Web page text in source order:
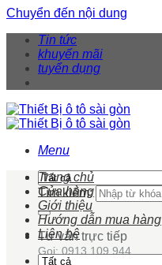
Chuyển đến nội dung
Tin tức
khuyến mãi
tuyển dụng
Menu
Tìm kiếm:
Tư vấn trực tiếp
Gọi: 0913 109 944
Trang chủ
Cửa hàng
Giới thiệu
Hướng dẫn mua hàng
Liên hệ